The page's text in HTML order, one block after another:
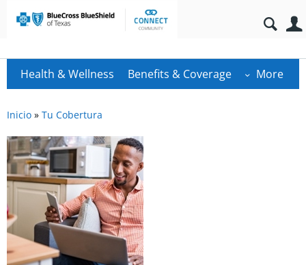
Health & Wellness Benefits & Coverage More
Inicio » Tu Cobertura